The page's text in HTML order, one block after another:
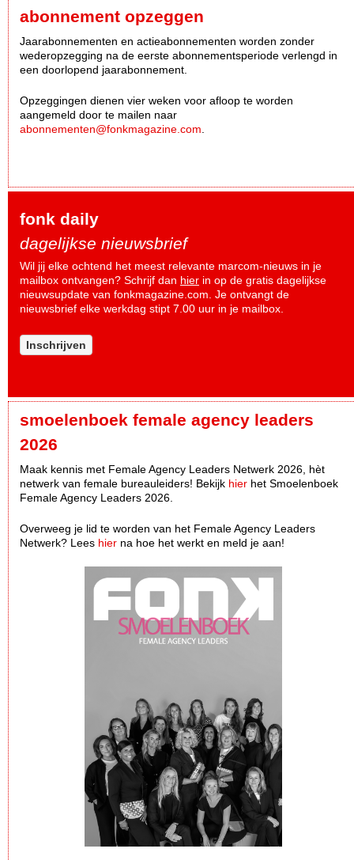
abonnement opzeggen
Jaarabonnementen en actieabonnementen worden zonder
wederopzegging na de eerste abonnementsperiode verlengd in
een doorlopend jaarabonnement.
Opzeggingen dienen vier weken voor afloop te worden
aangemeld door te mailen naar
abonnementen@fonkmagazine.com
fonk daily
dagelijkse nieuwsbrief
Wil jij elke ochtend het meest relevante marcom-nieuws in je
mailbox ontvangen? Schrijf dan hier in op de gratis dagelijkse
nieuwsupdate van fonkmagazine.com. Je ontvangt de
nieuwsbrief elke werkdag stipt 7.00 uur in je mailbox.
Inschrijven
smoelenboek female agency leaders
2026
Maak kennis met Female Agency Leaders Netwerk 2026, hèt
netwerk van female bureauleiders! Bekijk hier het Smoelenboek
Female Agency Leaders 2026.
Overweeg je lid te worden van het Female Agency Leaders
Netwerk? Lees hier na hoe het werkt en meld je aan!